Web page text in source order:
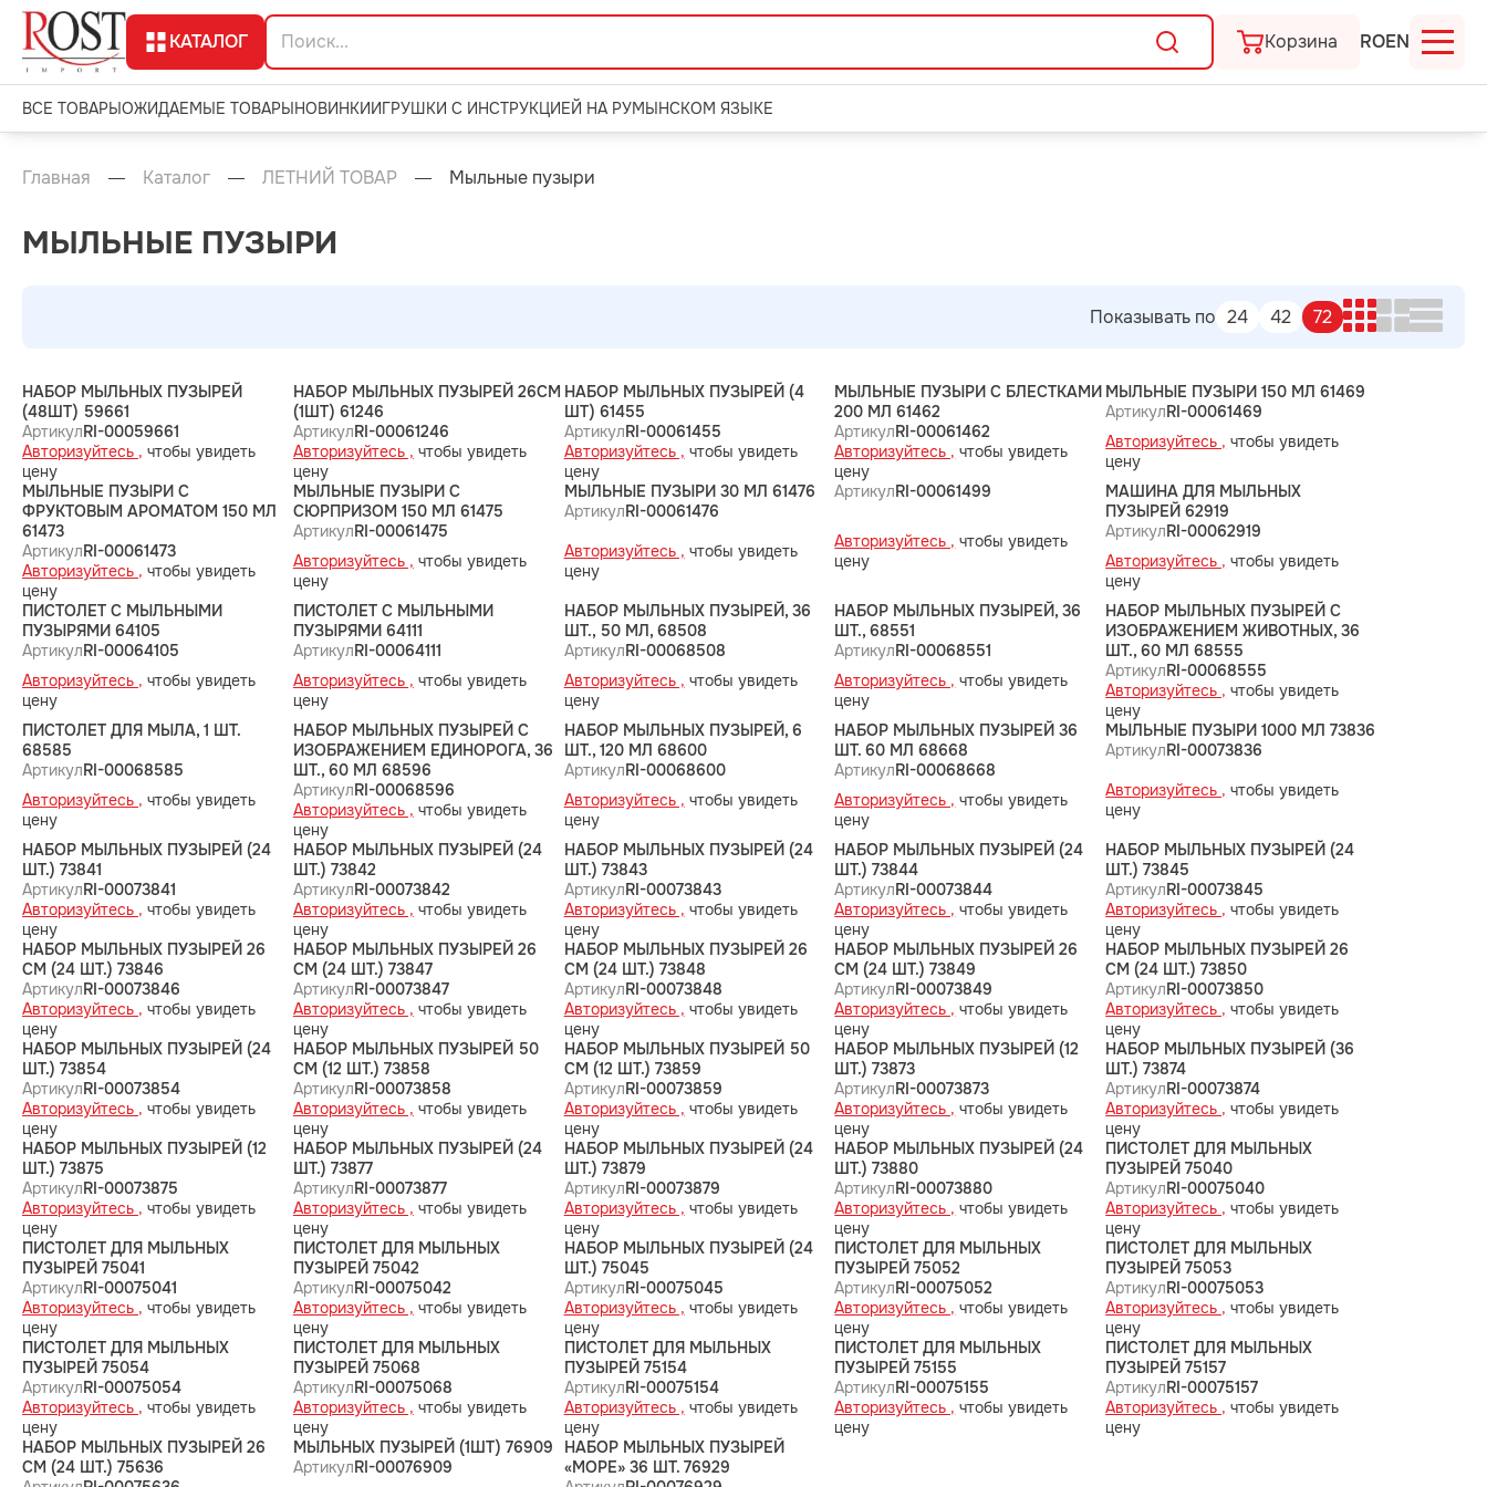
КАТАЛОГ Корзина ROEN
ВСЕ ТОВАРЫОЖИДАЕМЫЕ ТОВАРЫНОВИНКИИГРУШКИ С ИНСТРУКЦИЕЙ НА РУМЫНСКОМ ЯЗЫКЕ
Главная Каталог ЛЕТНИЙ ТОВАР Мыльные пузыри
МЫЛЬНЫЕ ПУЗЫРИ
Показывать по 24 42 72
НАБОР МЫЛЬНЫХ ПУЗЫРЕЙ
(48ШТ) 59661
АртикулRI-00059661
Авторизуйтесь , чтобы увидеть
цену
НАБОР МЫЛЬНЫХ ПУЗЫРЕЙ 26СМ
(1ШТ) 61246
АртикулRI-00061246
Авторизуйтесь , чтобы увидеть
цену
НАБОР МЫЛЬНЫХ ПУЗЫРЕЙ (4
ШТ) 61455
АртикулRI-00061455
Авторизуйтесь , чтобы увидеть
цену
МЫЛЬНЫЕ ПУЗЫРИ С БЛЕСТКАМИ
200 МЛ 61462
АртикулRI-00061462
Авторизуйтесь , чтобы увидеть
цену
МЫЛЬНЫЕ ПУЗЫРИ 150 МЛ 61469
АртикулRI-00061469
Авторизуйтесь , чтобы увидеть
цену
МЫЛЬНЫЕ ПУЗЫРИ С
ФРУКТОВЫМ АРОМАТОМ 150 МЛ
61473
АртикулRI-00061473
Авторизуйтесь , чтобы увидеть
цену
МЫЛЬНЫЕ ПУЗЫРИ С
СЮРПРИЗОМ 150 МЛ 61475
АртикулRI-00061475
Авторизуйтесь , чтобы увидеть
цену
МЫЛЬНЫЕ ПУЗЫРИ 30 МЛ 61476
АртикулRI-00061476
Авторизуйтесь , чтобы увидеть
цену
АртикулRI-00061499
Авторизуйтесь , чтобы увидеть
цену
МАШИНА ДЛЯ МЫЛЬНЫХ
ПУЗЫРЕЙ 62919
АртикулRI-00062919
Авторизуйтесь , чтобы увидеть
цену
ПИСТОЛЕТ С МЫЛЬНЫМИ
ПУЗЫРЯМИ 64105
АртикулRI-00064105
Авторизуйтесь , чтобы увидеть
цену
ПИСТОЛЕТ С МЫЛЬНЫМИ
ПУЗЫРЯМИ 64111
АртикулRI-00064111
Авторизуйтесь , чтобы увидеть
цену
НАБОР МЫЛЬНЫХ ПУЗЫРЕЙ, 36
ШТ., 50 МЛ, 68508
АртикулRI-00068508
Авторизуйтесь , чтобы увидеть
цену
НАБОР МЫЛЬНЫХ ПУЗЫРЕЙ, 36
ШТ., 68551
АртикулRI-00068551
Авторизуйтесь , чтобы увидеть
цену
НАБОР МЫЛЬНЫХ ПУЗЫРЕЙ С
ИЗОБРАЖЕНИЕМ ЖИВОТНЫХ, 36
ШТ., 60 МЛ 68555
АртикулRI-00068555
Авторизуйтесь , чтобы увидеть
цену
ПИСТОЛЕТ ДЛЯ МЫЛА, 1 ШТ.
68585
АртикулRI-00068585
Авторизуйтесь , чтобы увидеть
цену
НАБОР МЫЛЬНЫХ ПУЗЫРЕЙ С
ИЗОБРАЖЕНИЕМ ЕДИНОРОГА, 36
ШТ., 60 МЛ 68596
АртикулRI-00068596
Авторизуйтесь , чтобы увидеть
цену
НАБОР МЫЛЬНЫХ ПУЗЫРЕЙ, 6
ШТ., 120 МЛ 68600
АртикулRI-00068600
Авторизуйтесь , чтобы увидеть
цену
НАБОР МЫЛЬНЫХ ПУЗЫРЕЙ 36
ШТ. 60 МЛ 68668
АртикулRI-00068668
Авторизуйтесь , чтобы увидеть
цену
МЫЛЬНЫЕ ПУЗЫРИ 1000 МЛ 73836
АртикулRI-00073836
Авторизуйтесь , чтобы увидеть
цену
НАБОР МЫЛЬНЫХ ПУЗЫРЕЙ (24
ШТ.) 73841
АртикулRI-00073841
Авторизуйтесь , чтобы увидеть
цену
НАБОР МЫЛЬНЫХ ПУЗЫРЕЙ (24
ШТ.) 73842
АртикулRI-00073842
Авторизуйтесь , чтобы увидеть
цену
НАБОР МЫЛЬНЫХ ПУЗЫРЕЙ (24
ШТ.) 73843
АртикулRI-00073843
Авторизуйтесь , чтобы увидеть
цену
НАБОР МЫЛЬНЫХ ПУЗЫРЕЙ (24
ШТ.) 73844
АртикулRI-00073844
Авторизуйтесь , чтобы увидеть
цену
НАБОР МЫЛЬНЫХ ПУЗЫРЕЙ (24
ШТ.) 73845
АртикулRI-00073845
Авторизуйтесь , чтобы увидеть
цену
НАБОР МЫЛЬНЫХ ПУЗЫРЕЙ 26
СМ (24 ШТ.) 73846
АртикулRI-00073846
Авторизуйтесь , чтобы увидеть
цену
НАБОР МЫЛЬНЫХ ПУЗЫРЕЙ 26
СМ (24 ШТ.) 73847
АртикулRI-00073847
Авторизуйтесь , чтобы увидеть
цену
НАБОР МЫЛЬНЫХ ПУЗЫРЕЙ 26
СМ (24 ШТ.) 73848
АртикулRI-00073848
Авторизуйтесь , чтобы увидеть
цену
НАБОР МЫЛЬНЫХ ПУЗЫРЕЙ 26
СМ (24 ШТ.) 73849
АртикулRI-00073849
Авторизуйтесь , чтобы увидеть
цену
НАБОР МЫЛЬНЫХ ПУЗЫРЕЙ 26
СМ (24 ШТ.) 73850
АртикулRI-00073850
Авторизуйтесь , чтобы увидеть
цену
НАБОР МЫЛЬНЫХ ПУЗЫРЕЙ (24
ШТ.) 73854
АртикулRI-00073854
Авторизуйтесь , чтобы увидеть
цену
НАБОР МЫЛЬНЫХ ПУЗЫРЕЙ 50
СМ (12 ШТ.) 73858
АртикулRI-00073858
Авторизуйтесь , чтобы увидеть
цену
НАБОР МЫЛЬНЫХ ПУЗЫРЕЙ 50
СМ (12 ШТ.) 73859
АртикулRI-00073859
Авторизуйтесь , чтобы увидеть
цену
НАБОР МЫЛЬНЫХ ПУЗЫРЕЙ (12
ШТ.) 73873
АртикулRI-00073873
Авторизуйтесь , чтобы увидеть
цену
НАБОР МЫЛЬНЫХ ПУЗЫРЕЙ (36
ШТ.) 73874
АртикулRI-00073874
Авторизуйтесь , чтобы увидеть
цену
НАБОР МЫЛЬНЫХ ПУЗЫРЕЙ (12
ШТ.) 73875
АртикулRI-00073875
Авторизуйтесь , чтобы увидеть
цену
НАБОР МЫЛЬНЫХ ПУЗЫРЕЙ (24
ШТ.) 73877
АртикулRI-00073877
Авторизуйтесь , чтобы увидеть
цену
НАБОР МЫЛЬНЫХ ПУЗЫРЕЙ (24
ШТ.) 73879
АртикулRI-00073879
Авторизуйтесь , чтобы увидеть
цену
НАБОР МЫЛЬНЫХ ПУЗЫРЕЙ (24
ШТ.) 73880
АртикулRI-00073880
Авторизуйтесь , чтобы увидеть
цену
ПИСТОЛЕТ ДЛЯ МЫЛЬНЫХ
ПУЗЫРЕЙ 75040
АртикулRI-00075040
Авторизуйтесь , чтобы увидеть
цену
ПИСТОЛЕТ ДЛЯ МЫЛЬНЫХ
ПУЗЫРЕЙ 75041
АртикулRI-00075041
Авторизуйтесь , чтобы увидеть
цену
ПИСТОЛЕТ ДЛЯ МЫЛЬНЫХ
ПУЗЫРЕЙ 75042
АртикулRI-00075042
Авторизуйтесь , чтобы увидеть
цену
НАБОР МЫЛЬНЫХ ПУЗЫРЕЙ (24
ШТ.) 75045
АртикулRI-00075045
Авторизуйтесь , чтобы увидеть
цену
ПИСТОЛЕТ ДЛЯ МЫЛЬНЫХ
ПУЗЫРЕЙ 75052
АртикулRI-00075052
Авторизуйтесь , чтобы увидеть
цену
ПИСТОЛЕТ ДЛЯ МЫЛЬНЫХ
ПУЗЫРЕЙ 75053
АртикулRI-00075053
Авторизуйтесь , чтобы увидеть
цену
ПИСТОЛЕТ ДЛЯ МЫЛЬНЫХ
ПУЗЫРЕЙ 75054
АртикулRI-00075054
Авторизуйтесь , чтобы увидеть
цену
ПИСТОЛЕТ ДЛЯ МЫЛЬНЫХ
ПУЗЫРЕЙ 75068
АртикулRI-00075068
Авторизуйтесь , чтобы увидеть
цену
ПИСТОЛЕТ ДЛЯ МЫЛЬНЫХ
ПУЗЫРЕЙ 75154
АртикулRI-00075154
Авторизуйтесь , чтобы увидеть
цену
ПИСТОЛЕТ ДЛЯ МЫЛЬНЫХ
ПУЗЫРЕЙ 75155
АртикулRI-00075155
Авторизуйтесь , чтобы увидеть
цену
ПИСТОЛЕТ ДЛЯ МЫЛЬНЫХ
ПУЗЫРЕЙ 75157
АртикулRI-00075157
Авторизуйтесь , чтобы увидеть
цену
НАБОР МЫЛЬНЫХ ПУЗЫРЕЙ 26
СМ (24 ШТ.) 75636
МЫЛЬНЫХ ПУЗЫРЕЙ (1ШТ) 76909
АртикулRI-00076909
НАБОР МЫЛЬНЫХ ПУЗЫРЕЙ
«МОРЕ» 36 ШТ. 76929